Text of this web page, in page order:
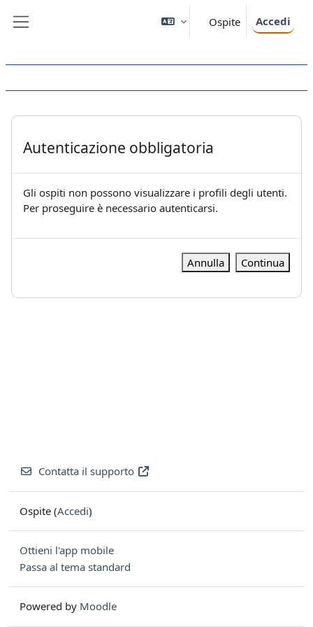
Ospite Accedi
Autenticazione obbligatoria
Gli ospiti non possono visualizzare i profili degli utenti.
Per proseguire è necessario autenticarsi.
Annulla Continua
Contatta il supporto
Ospite (Accedi)
Ottieni l'app mobile
Passa al tema standard
Powered by Moodle